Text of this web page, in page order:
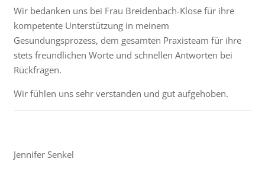
Wir bedanken uns bei Frau Breidenbach-Klose für ihre
kompetente Unterstützung in meinem
Gesundungsprozess, dem gesamten Praxisteam für ihre
stets freundlichen Worte und schnellen Antworten bei
Rückfragen.
Wir fühlen uns sehr verstanden und gut aufgehoben.
Jennifer Senkel